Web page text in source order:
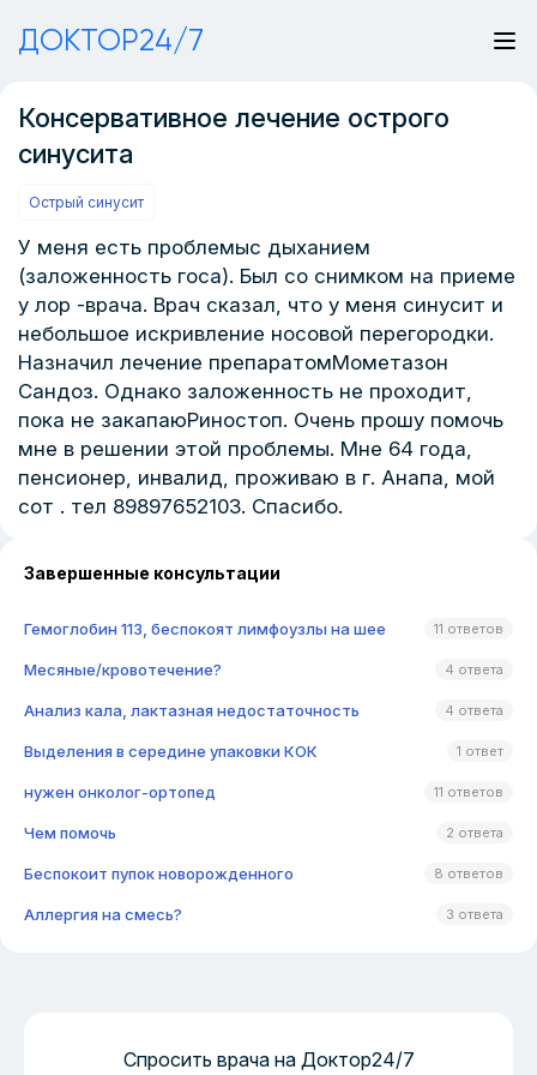
ДОКТОР24/7
Консервативное лечение острого
синусита
Острый синусит
У меня есть проблемыс дыханием
(заложенность госа). Был со снимком на приеме
у лор -врача. Врач сказал, что у меня синусит и
небольшое искривление носовой перегородки.
Назначил лечение препаратомМометазон
Сандоз. Однако заложенность не проходит,
пока не закапаюРиностоп. Очень прошу помочь
мне в решении этой проблемы. Мне 64 года,
пенсионер, инвалид, проживаю в г. Анапа, мой
сот . тел 89897652103. Спасибо.
Завершенные консультации
Гемоглобин 113, беспокоят лимфоузлы на шее 11 ответов
Месяные/кровотечение? 4 ответа
Анализ кала, лактазная недостаточность 4 ответа
Выделения в середине упаковки КОК 1 ответ
нужен онколог-ортопед 11 ответов
Чем помочь 2 ответа
Беспокоит пупок новорожденного 8 ответов
Аллергия на смесь? 3 ответа
Спросить врача на Доктор24/7